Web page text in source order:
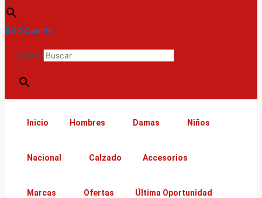
$ 0 0 Carrito
Buscar
×
Inicio Hombres Damas Niños
Nacional Calzado Accesorios
Marcas Ofertas Última Oportunidad